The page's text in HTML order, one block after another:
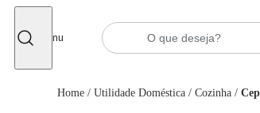
Menu
Home / Utilidade Doméstica / Cozinha /